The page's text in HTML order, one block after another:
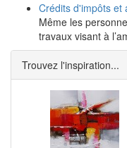
Crédits d'impôts et
Même les
travaux visant à
Trouvez l'inspiration...